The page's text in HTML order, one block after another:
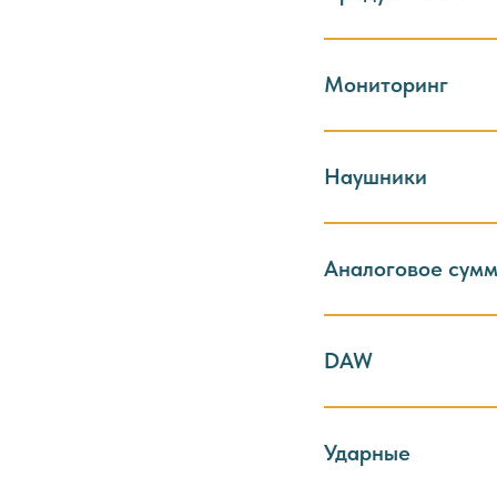
Мониторинг
Наушники
Аналоговое
DAW
Ударные